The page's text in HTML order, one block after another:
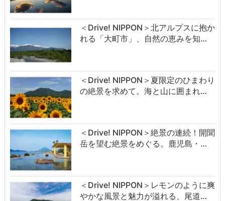
＜Drive! NIPPON＞北アルプスに抱か
れる「大町市」、自然の恵みを知…
＜Drive! NIPPON＞夏限定のひまわり
の絶景を求めて。海と山に囲まれ…
＜Drive! NIPPON＞絶景の連続！開聞
岳を望む絶景をめぐる。鹿児島・…
＜Drive! NIPPON＞レモンのように爽
やかな風景と魅力が溢れる、尾道…